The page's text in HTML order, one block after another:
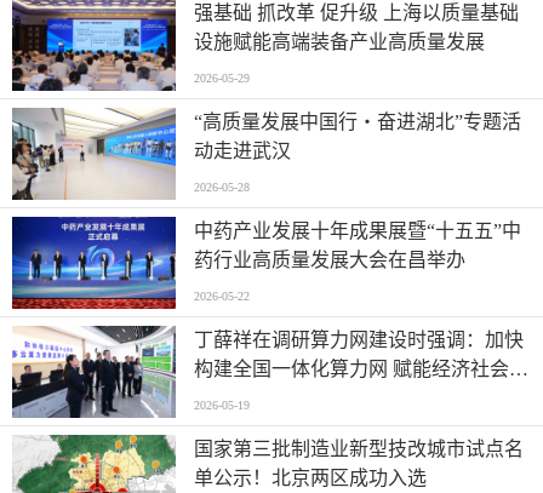
强基础 抓改革 促升级 上海以质量基础
设施赋能高端装备产业高质量发展
2026-05-29
“高质量发展中国行・奋进湖北”专题活
动走进武汉
2026-05-28
中药产业发展十年成果展暨“十五五”中
药行业高质量发展大会在昌举办
2026-05-22
丁薛祥在调研算力网建设时强调：加快
构建全国一体化算力网 赋能经济社会高
质量发展
2026-05-19
国家第三批制造业新型技改城市试点名
单公示！北京两区成功入选